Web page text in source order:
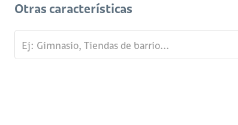
Otras características